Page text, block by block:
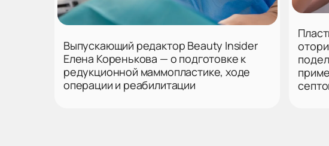
Выпускающий редактор Beauty Insider
Елена Коренькова — о подготовке к
редукционной маммопластике, ходе
операции и реабилитации